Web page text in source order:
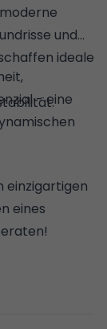
und
ideale
- eine
einzigartigen
eines